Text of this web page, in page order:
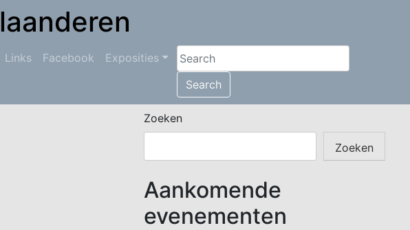
Links Facebook
Exposities
Search
Zoeken
Zoeken
Aankomende
evenementen